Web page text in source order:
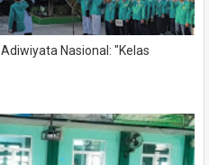
Nasional: "Kelas